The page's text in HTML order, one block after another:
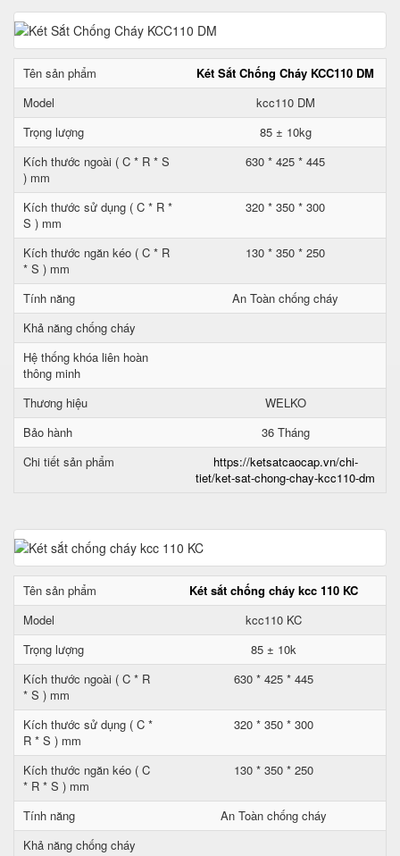
Tên sản phẩm
Két Sắt Chống Cháy KCC110 DM
Model
kcc110 DM
Trọng lượng
85 ± 10kg
Kích thước ngoài ( C * R * S
) mm
630 * 425 * 445
Kích thước sử dụng ( C * R *
S ) mm
320 * 350 * 300
Kích thước ngăn kéo ( C * R
* S ) mm
130 * 350 * 250
Tính năng
An Toàn chống cháy
Khả năng chống cháy
Hệ thống khóa liên hoàn
thông minh
Thương hiệu
WELKO
Bảo hành
36 Tháng
Chi tiết sản phẩm
https://ketsatcaocap.vn/chi-
tiet/ket-sat-chong-chay-kcc110-dm
Tên sản phẩm
Két sắt chống cháy kcc 110 KC
Model
kcc110 KC
Trọng lượng
85 ± 10k
Kích thước ngoài ( C * R
* S ) mm
630 * 425 * 445
Kích thước sử dụng ( C *
R * S ) mm
320 * 350 * 300
Kích thước ngăn kéo ( C
* R * S ) mm
130 * 350 * 250
Tính năng
An Toàn chống cháy
Khả năng chống cháy